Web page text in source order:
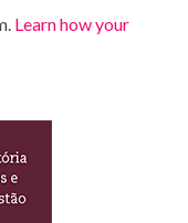
Learn how your